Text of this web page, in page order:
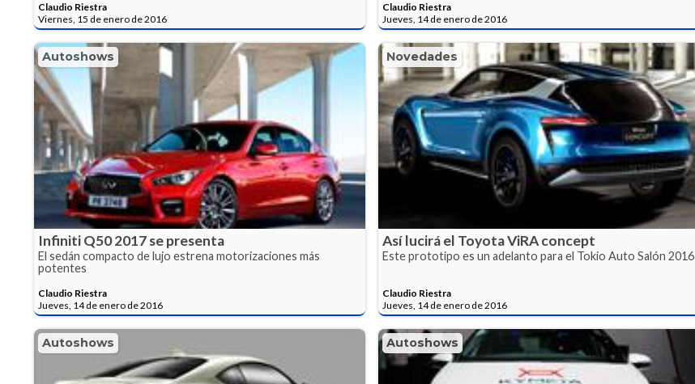
Claudio Riestra
Viernes, 15 de enero de 2016
Claudio Riestra
Jueves, 14 de enero de 2016
Autoshows
Infiniti Q50 2017 se presenta
El sedán compacto de lujo estrena motorizaciones más
potentes
Claudio Riestra
Jueves, 14 de enero de 2016
Novedades
Así lucirá el Toyota ViRA concept
Este prototipo es un adelanto para el Tokio Auto Salón 2016
Claudio Riestra
Jueves, 14 de enero de 2016
Autoshows Autoshows